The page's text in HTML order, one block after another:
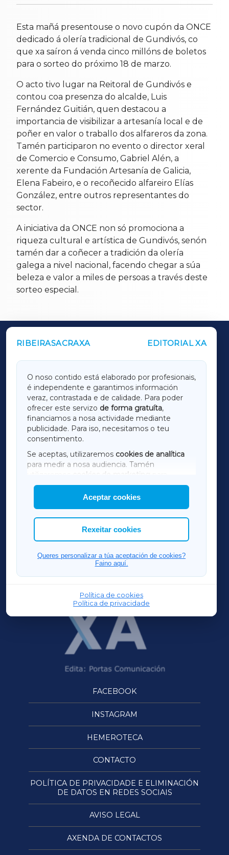
Esta mañá presentouse o novo cupón da ONCE
dedicado á olería tradicional de Gundivós, co
que xa saíron á venda cinco millóns de boletos
para o sorteo do próximo 18 de marzo.
O acto tivo lugar na Reitoral de Gundivós e
contou coa presenza do alcalde, Luis
Fernández Guitián, quen destacou a
importancia de visibilizar a artesanía local e de
poñer en valor o traballo dos alfareros da zona.
Tamén participaron no evento o director xeral
de Comercio e Consumo, Gabriel Alén, a
xerente da Fundación Artesanía de Galicia,
Elena Fabeiro, e o recoñecido alfareiro Elías
González, entre outros representantes do
sector.
A iniciativa da ONCE non só promociona a
riqueza cultural e artística de Gundivós, senón
tamén dar a coñecer a tradición da olería
galega a nivel nacional, facendo chegar a súa
beleza e valor a miles de persoas a través deste
sorteo especial.
RIBEIRASACRAXA EDITORIAL XA
O noso contido está elaborado por profesionais,
é independente e garantimos información
veraz, contrastada e de calidade. Para poder
ofrecer este servizo de forma gratuíta,
financiamos a nosa actividade mediante
publicidade. Para iso, necesitamos o teu
consentimento.
Se aceptas, utilizaremos cookies de analítica
para medir a nosa audiencia. Tamén
utilizaremos
cookies de marketing
mostrar publicidade de terceiros.
Así mesmo, podes personalizar a elección das
cookies que desexas permitir.
Aceptar cookies
Rexeitar cookies
Queres personalizar a túa aceptación de cookies?
Faino aquí.
Política de cookies
Política de privacidade
OUTROS PERIÓDICOS
LUGOXA
TERRACHAXA
AMARIÑAXA
RIBEIRASACRAXA
ACORUÑAXA
FERROLXA
OURENSEXA
FACEBOOK
INSTAGRAM
HEMEROTECA
CONTACTO
POLÍTICA DE PRIVACIDADE E ELIMINACIÓN
DE DATOS EN REDES SOCIAIS
AVISO LEGAL
AXENDA DE CONTACTOS